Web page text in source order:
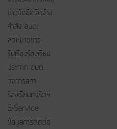
ข่าวจัดซื้อจัดจ้าง
คำสั่ง อบต.
จดหมายข่าว
รับเรื่องร้องเรียน
ประกาศ อบต.
กิจการสภา
ร้องเรียนทุจริตฯ
E-Service
ข้อมูลการติดต่อ